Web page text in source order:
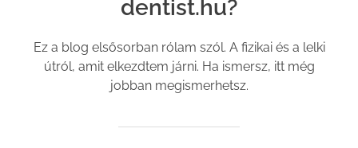
dentist.hu?
Ez a blog elsősorban rólam szól. A fizikai és a lelki
útról, amit elkezdtem járni. Ha ismersz, itt még
jobban megismerhetsz.